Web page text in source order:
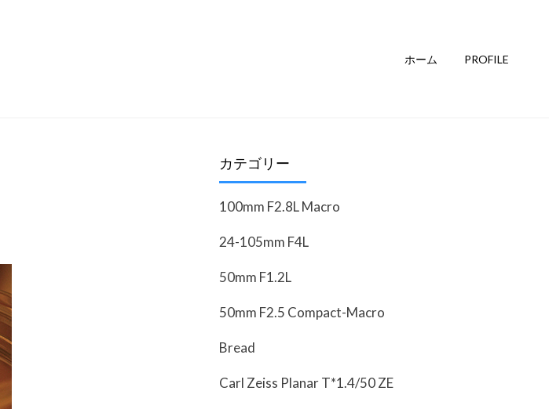
ホーム PROFILE
カテゴリー
100mm F2.8L Macro
24-105mm F4L
50mm F1.2L
50mm F2.5 Compact-Macro
Bread
Carl Zeiss Planar T*1.4/50 ZE